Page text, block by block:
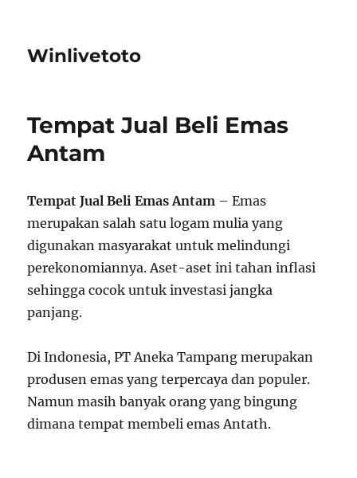
Winlivetoto
Tempat Jual Beli Emas
Antam
Tempat Jual Beli Emas Antam – Emas
merupakan salah satu logam mulia yang
digunakan masyarakat untuk melindungi
perekonomiannya. Aset-aset ini tahan inflasi
sehingga cocok untuk investasi jangka
panjang.
Di Indonesia, PT Aneka Tampang merupakan
produsen emas yang terpercaya dan populer.
Namun masih banyak orang yang bingung
dimana tempat membeli emas Antath.